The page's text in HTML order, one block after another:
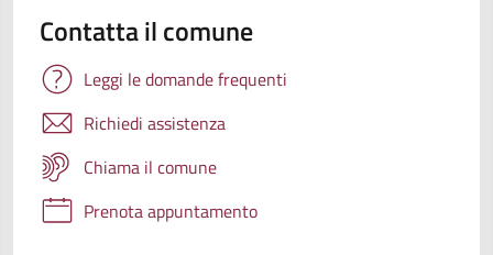
Contatta il comune
Leggi le domande frequenti
Richiedi assistenza
Chiama il comune
Prenota appuntamento